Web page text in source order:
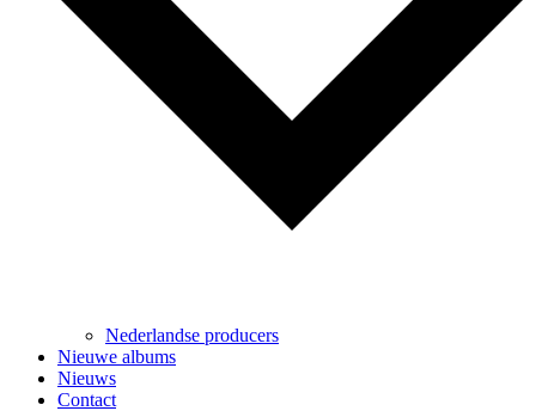
Nederlandse producers
Nieuwe albums
Nieuws
Contact